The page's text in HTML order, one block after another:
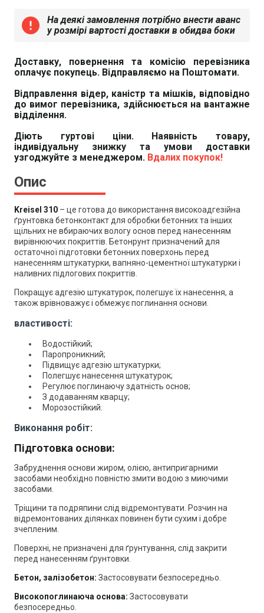
error
На деякі замовлення потрібно внести аванс
у розмірі вартості доставки в обидва боки
Доставку, повернення та комісію перевізника
оплачує покупець. Відправляємо на Поштомати.
Відправлення відер, каністр та мішків, відповідно
до вимог перевізника, здійснюється на вантажне
відділення.
Діють гуртові ціни. Наявність товару,
індивідуальну знижку та умови доставки
узгоджуйте з менеджером. Вдалих покупок!
Опис
Kreisel 310 – це готова до використання високоадгезійна
ґрунтовка бетонконтакт для обробки бетонних та інших
щільних не вбираючих вологу основ перед нанесенням
вирівнюючих покриттів. Бетонрунт призначений для
остаточної підготовки бетонних поверхонь перед
нанесенням штукатурки, вапняно-цементної штукатурки і
наливних підлогових покриттів.
Покращує адгезію штукатурок, полегшує їх нанесення, а
також врівноважує і обмежує поглинання основи.
властивості:
Водостійкий;
Паропроникний;
Підвищує адгезію штукатурки;
Полегшує нанесення штукатурок;
Регулює поглинаючу здатність основ;
З додаванням кварцу;
Морозостійкий.
Виконання робіт:
Підготовка основи:
Забруднення основи жиром, олією, антипригарними
засобами необхідно повністю змити водою з миючими
засобами.
Тріщини та подряпини слід відремонтувати. Розчин на
відремонтованих ділянках повинен бути сухим і добре
зчепленим.
Поверхні, не призначені для ґрунтування, слід закрити
перед нанесенням ґрунтовки.
Бетон, залізобетон: Застосовувати безпосередньо.
Високопоглинаюча основа: Застосовувати
безпосередньо.